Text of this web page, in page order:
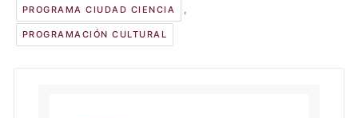
PROGRAMA CIUDAD CIENCIA ,
PROGRAMACIÓN CULTURAL